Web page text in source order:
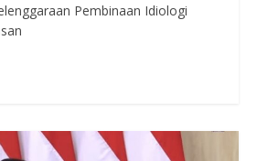
Pembinaan Idiologi